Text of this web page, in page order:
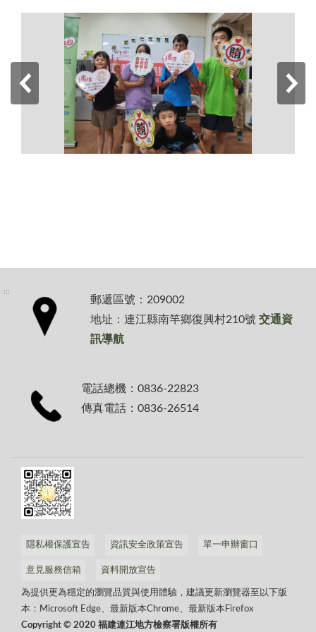
:::
郵遞區號：209002
地址：連江縣南竿鄉復興村210號 交通資
訊導航
電話總機：0836-22823
傳真電話：0836-26514
隱私權保護宣告 資訊安全政策宣告 單一申辦窗口
意見服務信箱 資料開放宣告
為提供更為穩定的瀏覽品質與使用體驗，建議更新瀏覽器至以下版
本：Microsoft Edge、最新版本Chrome、最新版本Firefox
Copyright © 2020 福建連江地方檢察署版權所有